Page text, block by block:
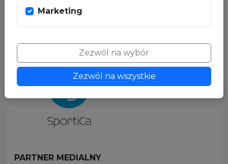
PARTNER MEDIALNY
Marketing
Zezwól na wybór
Zezwól na wszystkie